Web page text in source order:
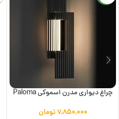
چراغ دیواری مدرن اسموکی Paloma
۷,۸۵۰,۰۰۰تومان